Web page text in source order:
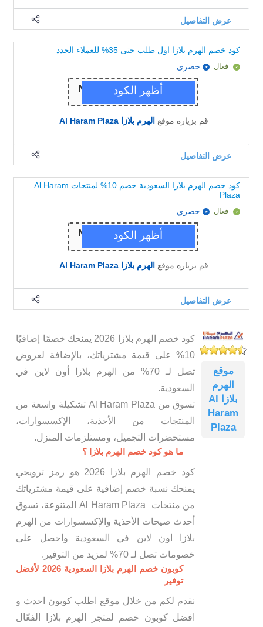
عرض التفاصيل
كود خصم الهرم بلازا اول طلب حتى 35% للعملاء الجدد
فعال حصري
قم بزياره موقع الهرم بلازا Al Haram Plaza
عرض التفاصيل
كود خصم الهرم بلازا السعودية خصم 10% لمنتجات Al Haram
Plaza
فعال حصري
قم بزياره موقع الهرم بلازا Al Haram Plaza
عرض التفاصيل
موقع
الهرم
بلازا Al
Haram
Plaza
كود خصم الهرم بلازا 2026 يمنحك خصمًا إضافيًا
10% على قيمة مشترياتك، بالإضافة لعروض
تصل لـ 70% من الهرم بلازا أون لاين في
السعودية.
تسوق من Al Haram Plaza تشكيلة واسعة من
المنتجات من الأحذية، الإكسسوارات،
مستحضرات التجميل، ومستلزمات المنزل.
ما هو كود خصم الهرم بلازا ؟
كود خصم الهرم بلازا 2026 هو رمز ترويجي
يمنحك نسبة خصم إضافية على قيمة مشترياتك
من منتجات Al Haram Plaza المتنوعة، تسوق
أحدث صيحات الأحذية والإكسسوارات من الهرم
بلازا اون لاين في السعودية واحصل على
خصومات تصل لـ 70% لمزيد من التوفير.
كوبون خصم الهرم بلازا السعودية 2026 لأفضل
توفير
نقدم لكم من خلال موقع اطلب كوبون احدث و
افضل كوبون خصم لمتجر الهرم بلازا الفعّال